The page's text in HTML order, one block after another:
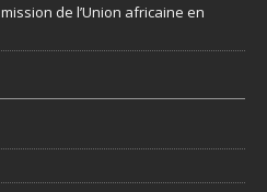
de l’Union africaine en